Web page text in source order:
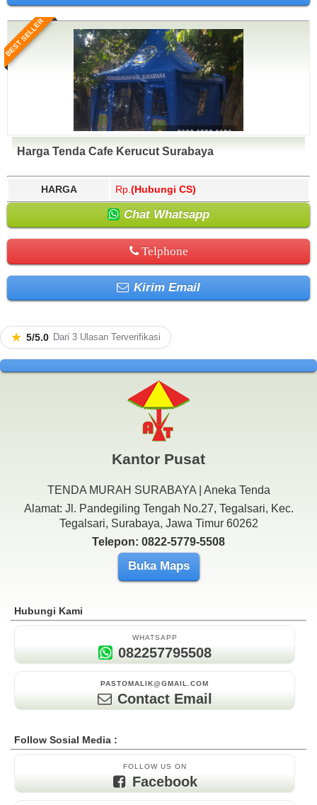
BEST SELLER
Harga Tenda Cafe Kerucut Surabaya
HARGA Rp. (Hubungi CS)
Chat Whatsapp
Telphone
Kirim Email
★ 5/5.0 Dari 3 Ulasan Terverifikasi
Kantor Pusat
TENDA MURAH SURABAYA | Aneka Tenda
Alamat: Jl. Pandegiling Tengah No.27, Tegalsari, Kec.
Tegalsari, Surabaya, Jawa Timur 60262
Telepon: 0822-5779-5508
Buka Maps
Hubungi Kami
WHATSAPP
082257795508
PASTOMALIK@GMAIL.COM
Contact Email
Follow Sosial Media :
FOLLOW US ON
Facebook